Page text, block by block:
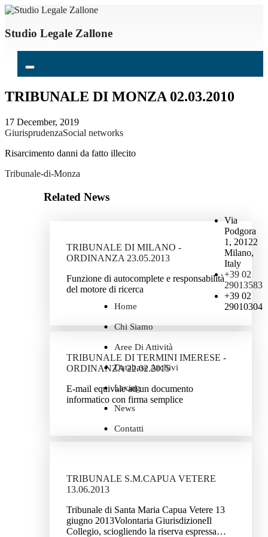
Studio Legale Zallone
Home
Chi Siamo
Aree Di Attività
Database Archivi
Lexing
News
Contatti
TRIBUNALE DI MONZA 02.03.2010
17 December, 2019
GiurisprudenzaSocial networks
Risarcimento danni da fatto illecito
Tribunale-di-Monza
Related News
TRIBUNALE DI MILANO -
ORDINANZA 23.05.2013
Funzione di autocomplete e responsabilità
del motore di ricerca
TRIBUNALE DI TERMINI IMERESE -
ORDINANZA 22.02.2015
E-mail equivale ad un documento
informatico con firma semplice
TRIBUNALE S.M.CAPUA VETERE
13.06.2013
Tribunale di Santa Maria Capua Vetere 13
giugno 2013Volontaria GiurisdizioneIl
Collegio, sciogliendo la riserva espressa…
Via
Podgora
1, 20122
Milano,
Italy
+39 02
29013583
+39 02
29010304